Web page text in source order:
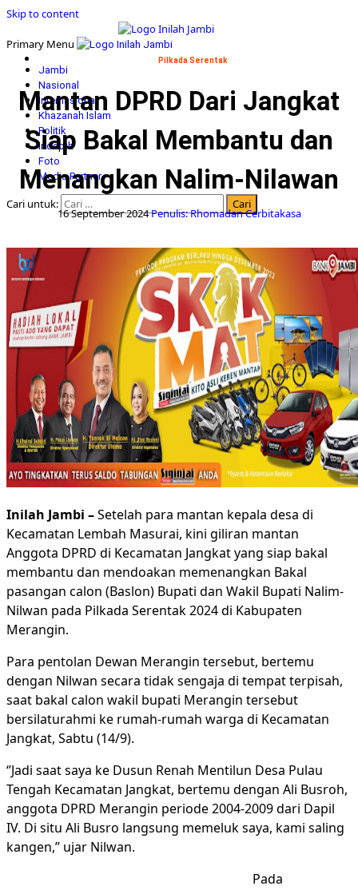
Skip to content
Primary Menu
Jambi
Nasional
Internasional
Khazanah Islam
Politik
Indepth
Foto
Media Partner
Cari untuk:
Pilkada Serentak
Mantan DPRD Dari Jangkat
Siap Bakal Membantu dan
Menangkan Nalim-Nilawan
16 September 2024Penulis: Rhomadan Cerbitakasa
Inilah Jambi –Setelah para mantan kepala desa di
Kecamatan Lembah Masurai, kini giliran mantan
Anggota DPRD di Kecamatan Jangkat yang siap bakal
membantu dan mendoakan memenangkan Bakal
pasangan calon (Baslon) Bupati dan Wakil Bupati Nalim-
Nilwan pada Pilkada Serentak 2024 di Kabupaten
Merangin.
Para pentolan Dewan Merangin tersebut, bertemu
dengan Nilwan secara tidak sengaja di tempat terpisah,
saat bakal calon wakil bupati Merangin tersebut
bersilaturahmi ke rumah-rumah warga di Kecamatan
Jangkat, Sabtu (14/9).
‘’Jadi saat saya ke Dusun Renah Mentilun Desa Pulau
Tengah Kecamatan Jangkat, bertemu dengan Ali Busroh,
anggota DPRD Merangin periode 2004-2009 dari Dapil
IV. Di situ Ali Busro langsung memeluk saya, kami saling
kangen,’’ ujar Nilwan.
Pada